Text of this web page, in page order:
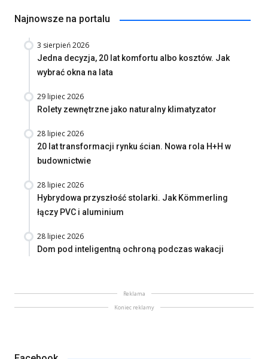
Najnowsze na portalu
3 sierpień 2026
Jedna decyzja, 20 lat komfortu albo kosztów. Jak
wybrać okna na lata
29 lipiec 2026
Rolety zewnętrzne jako naturalny klimatyzator
28 lipiec 2026
20 lat transformacji rynku ścian. Nowa rola H+H w
budownictwie
28 lipiec 2026
Hybrydowa przyszłość stolarki. Jak Kömmerling
łączy PVC i aluminium
28 lipiec 2026
Dom pod inteligentną ochroną podczas wakacji
Reklama
Koniec reklamy